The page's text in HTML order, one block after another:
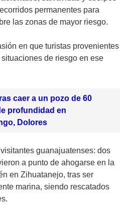
permanentes para
las zonas de mayor riesgo.
en que turistas provenientes
de riesgo en ese
caer a un pozo de 60
profundidad en
Dolores
visitantes guanajuatenses: dos
a punto de ahogarse en la
en Zihuatanejo, tras ser
marina, siendo rescatados